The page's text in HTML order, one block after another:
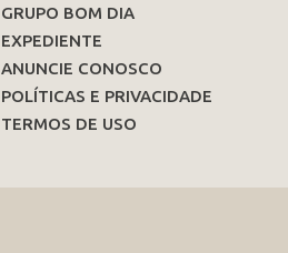
GRUPO BOM DIA
EXPEDIENTE
ANUNCIE CONOSCO
POLÍTICAS E PRIVACIDADE
TERMOS DE USO